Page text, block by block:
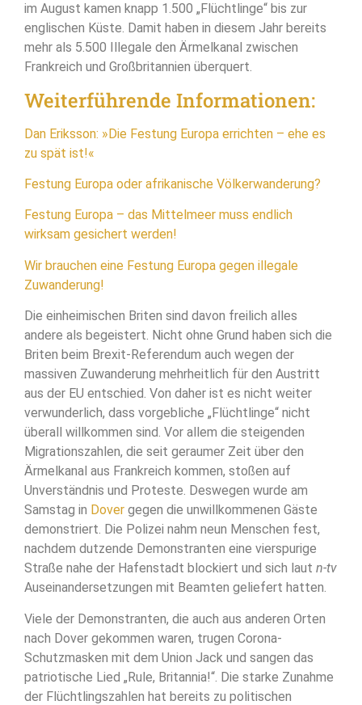
im August kamen knapp 1.500 „Flüchtlinge“ bis zur
englischen Küste. Damit haben in diesem Jahr bereits
mehr als 5.500 Illegale den Ärmelkanal zwischen
Frankreich und Großbritannien überquert.
Weiterführende Informationen:
Dan Eriksson: »Die Festung Europa errichten – ehe es
zu spät ist!«
Festung Europa oder afrikanische Völkerwanderung?
Festung Europa – das Mittelmeer muss endlich
wirksam gesichert werden!
Wir brauchen eine Festung Europa gegen illegale
Zuwanderung!
Die einheimischen Briten sind davon freilich alles
andere als begeistert. Nicht ohne Grund haben sich die
Briten beim Brexit-Referendum auch wegen der
massiven Zuwanderung mehrheitlich für den Austritt
aus der EU entschied. Von daher ist es nicht weiter
verwunderlich, dass vorgebliche „Flüchtlinge“ nicht
überall willkommen sind. Vor allem die steigenden
Migrationszahlen, die seit geraumer Zeit über den
Ärmelkanal aus Frankreich kommen, stoßen auf
Unverständnis und Proteste. Deswegen wurde am
Samstag in Dover gegen die unwillkommenen Gäste
demonstriert. Die Polizei nahm neun Menschen fest,
nachdem dutzende Demonstranten eine vierspurige
Straße nahe der Hafenstadt blockiert und sich laut n-tv
Auseinandersetzungen mit Beamten geliefert hatten.
Viele der Demonstranten, die auch aus anderen Orten
nach Dover gekommen waren, trugen Corona-
Schutzmasken mit dem Union Jack und sangen das
patriotische Lied „Rule, Britannia!“. Die starke Zunahme
der Flüchtlingszahlen hat bereits zu politischen